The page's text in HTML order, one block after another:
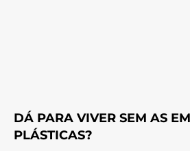
DÁ PARA VIVER SEM AS
PLÁSTICAS?